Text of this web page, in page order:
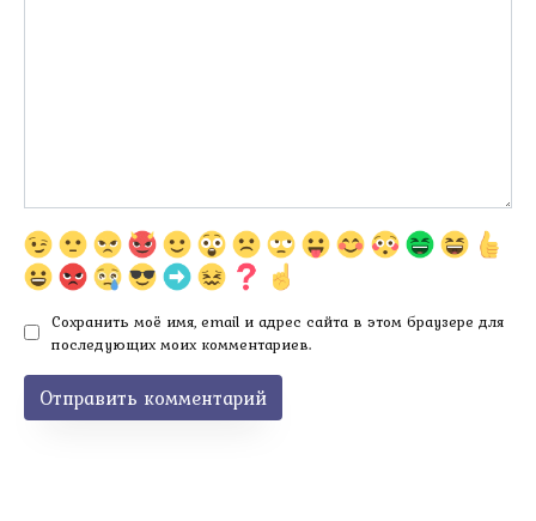
Сохранить моё имя, email и адрес сайта в этом браузере для
последующих моих комментариев.